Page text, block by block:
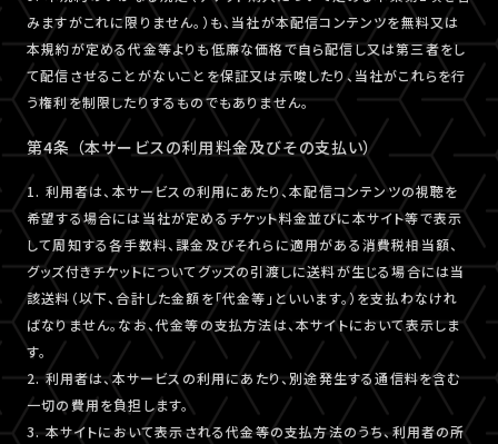
みますがこれに限りません。）も、当社が本配信コンテンツを無料又は
本規約が定める代金等よりも低廉な価格で自ら配信し又は第三者をし
て配信させることがないことを保証又は示唆したり、当社がこれらを行
う権利を制限したりするものでもありません。
第4条 （本サービスの利用料金及びその支払い）
1. 利用者は、本サービスの利用にあたり、本配信コンテンツの視聴を
希望する場合には当社が定めるチケット料金並びに本サイト等で表示
して周知する各手数料、課金及びそれらに適用がある消費税相当額、
グッズ付きチケットについてグッズの引渡しに送料が生じる場合には当
該送料（以下、合計した金額を「代金等」といいます。）を支払わなけれ
ばなりません。なお、代金等の支払方法は、本サイトにおいて表示しま
す。
2. 利用者は、本サービスの利用にあたり、別途発生する通信料を含む
一切の費用を負担します。
3. 本サイトにおいて表示される代金等の支払方法のうち、利用者の所